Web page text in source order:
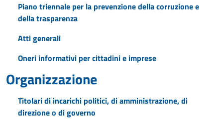
Piano triennale per la prevenzione della corruzione e
della trasparenza
Atti generali
Oneri informativi per cittadini e imprese
Organizzazione
Titolari di incarichi politici, di amministrazione, di
direzione o di governo